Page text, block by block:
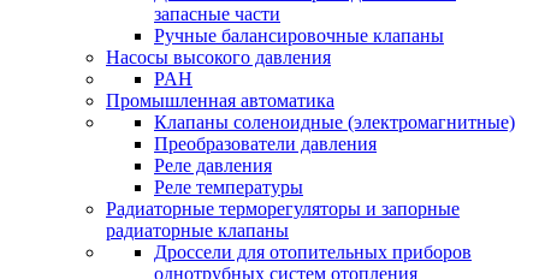
запасные части
Ручные балансировочные клапаны
Насосы высокого давления
PAH
Промышленная автоматика
Клапаны соленоидные (электромагнитные)
Преобразователи давления
Реле давления
Реле температуры
Радиаторные терморегуляторы и запорные
радиаторные клапаны
Дроссели для отопительных приборов
однотрубных систем отопления